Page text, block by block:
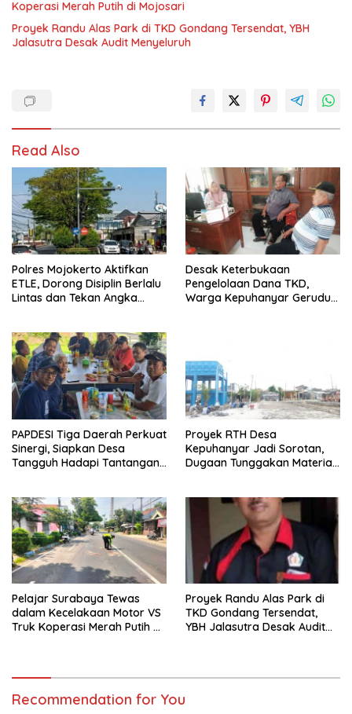
Koperasi Merah Putih di Mojosari
Proyek Randu Alas Park di TKD Gondang Tersendat, YBH
Jalasutra Desak Audit Menyeluruh
Read Also
Polres Mojokerto Aktifkan
ETLE, Dorong Disiplin Berlalu
Lintas dan Tekan Angka
Desak Keterbukaan
Pengelolaan Dana TKD,
Warga Kepuhanyar Geruduk
PAPDESI Tiga Daerah Perkuat
Sinergi, Siapkan Desa
Tangguh Hadapi Tantangan
Proyek RTH Desa
Kepuhanyar Jadi Sorotan,
Dugaan Tunggakan Material
Pelajar Surabaya Tewas
dalam Kecelakaan Motor VS
Truk Koperasi Merah Putih di
Proyek Randu Alas Park di
TKD Gondang Tersendat,
YBH Jalasutra Desak Audit
Recommendation for You